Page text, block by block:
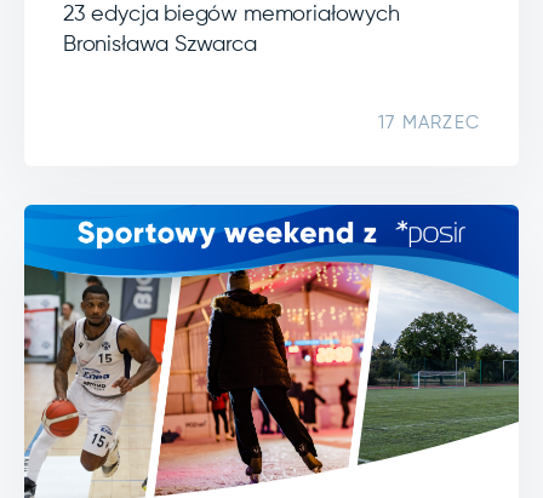
23 edycja biegów memoriałowych
Bronisława Szwarca
17 MARZEC